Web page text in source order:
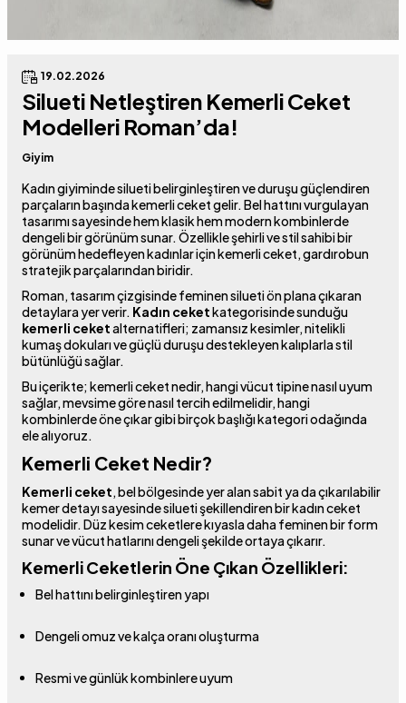
19.02.2026
Silueti Netleştiren Kemerli Ceket
Modelleri Roman’da!
Giyim
Kadın giyiminde silueti belirginleştiren ve duruşu güçlendiren
parçaların başında kemerli ceket gelir. Bel hattını vurgulayan
tasarımı sayesinde hem klasik hem modern kombinlerde
dengeli bir görünüm sunar. Özellikle şehirli ve stil sahibi bir
görünüm hedefleyen kadınlar için kemerli ceket, gardırobun
stratejik parçalarından biridir.
Roman, tasarım çizgisinde feminen silueti ön plana çıkaran
detaylara yer verir. Kadın ceketkategorisinde sunduğu
kemerli ceketalternatifleri; zamansız kesimler, nitelikli
kumaş dokuları ve güçlü duruşu destekleyen kalıplarla stil
bütünlüğü sağlar.
Bu içerikte; kemerli ceket nedir, hangi vücut tipine nasıl uyum
sağlar, mevsime göre nasıl tercih edilmelidir, hangi
kombinlerde öne çıkar gibi birçok başlığı kategori odağında
ele alıyoruz.
Kemerli Ceket Nedir?
Kemerli ceket, bel bölgesinde yer alan sabit ya da çıkarılabilir
kemer detayı sayesinde silueti şekillendiren bir kadın ceket
modelidir. Düz kesim ceketlere kıyasla daha feminen bir form
sunar ve vücut hatlarını dengeli şekilde ortaya çıkarır.
Kemerli Ceketlerin Öne Çıkan Özellikleri:
Bel hattını belirginleştiren yapı
Dengeli omuz ve kalça oranı oluşturma
Resmi ve günlük kombinlere uyum